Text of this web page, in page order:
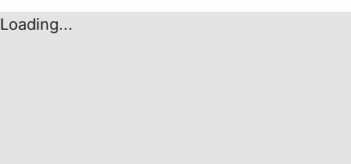
Loading...